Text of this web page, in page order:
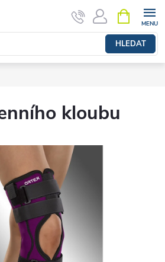
HLEDAT
kloubu